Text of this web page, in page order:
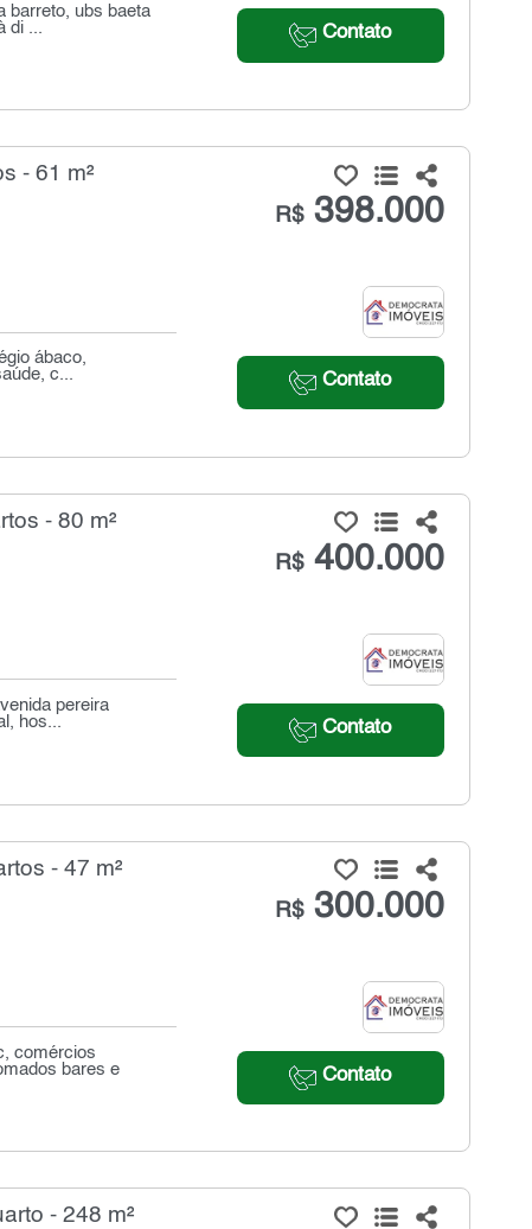
Contato
barreto, ubs baeta
...
- 61 m²
R$398.000
Contato
ábaco,
c...
- 80 m²
R$400.000
Contato
pereira
hos...
- 47 m²
R$300.000
Contato
comércios
bares e
- 248 m²